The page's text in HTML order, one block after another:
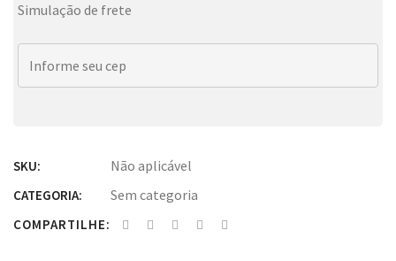
Simulação de frete
SKU: Não aplicável
CATEGORIA: Sem categoria
COMPARTILHE: